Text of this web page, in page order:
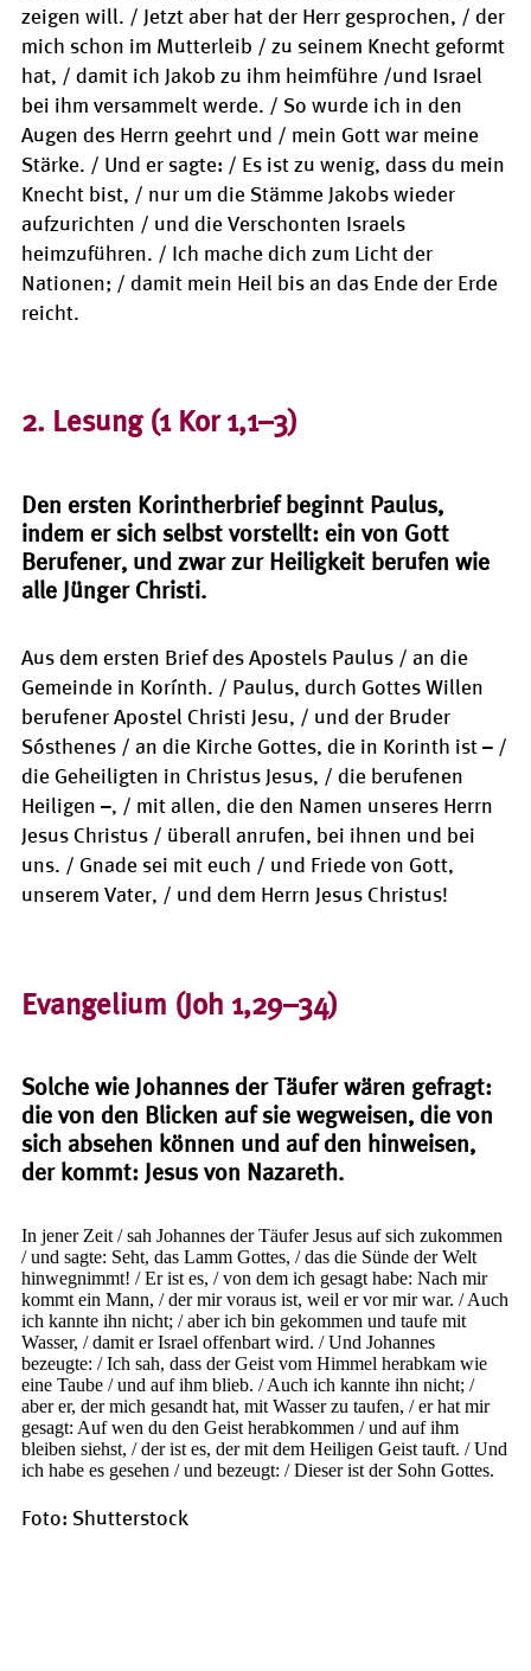
zeigen will. / Jetzt aber hat der Herr gesprochen, / der
mich schon im Mutterleib / zu seinem Knecht geformt
hat, / damit ich Jakob zu ihm heimführe /und Israel
bei ihm versammelt werde. / So wurde ich in den
Augen des Herrn geehrt und / mein Gott war meine
Stärke. / Und er sagte: / Es ist zu wenig, dass du mein
Knecht bist, / nur um die Stämme Jakobs wieder
aufzurichten / und die Verschonten Israels
heimzuführen. / Ich mache dich zum Licht der
Nationen; / damit mein Heil bis an das Ende der Erde
reicht.
2. Lesung (1 Kor 1,1–3)
Den ersten Korintherbrief beginnt Paulus,
indem er sich selbst vorstellt: ein von Gott
Berufener, und zwar zur Heiligkeit berufen wie
alle Jünger Christi.
Aus dem ersten Brief des Apostels Paulus / an die
Gemeinde in Korínth. / Paulus, durch Gottes Willen
berufener Apostel Christi Jesu, / und der Bruder
Sósthenes / an die Kirche Gottes, die in Korinth ist – /
die Geheiligten in Christus Jesus, / die berufenen
Heiligen –, / mit allen, die den Namen unseres Herrn
Jesus Christus / überall anrufen, bei ihnen und bei
uns. / Gnade sei mit euch / und Friede von Gott,
unserem Vater, / und dem Herrn Jesus Christus!
Evangelium (Joh 1,29–34)
Solche wie Johannes der Täufer wären gefragt:
die von den Blicken auf sie wegweisen, die von
sich absehen können und auf den hinweisen,
der kommt: Jesus von Nazareth.
In jener Zeit / sah Johannes der Täufer Jesus auf sich zukommen
/ und sagte: Seht, das Lamm Gottes, / das die Sünde der Welt
hinwegnimmt! / Er ist es, / von dem ich gesagt habe: Nach mir
kommt ein Mann, / der mir voraus ist, weil er vor mir war. / Auch
ich kannte ihn nicht; / aber ich bin gekommen und taufe mit
Wasser, / damit er Israel offenbart wird. / Und Johannes
bezeugte: / Ich sah, dass der Geist vom Himmel herabkam wie
eine Taube / und auf ihm blieb. / Auch ich kannte ihn nicht; /
aber er, der mich gesandt hat, mit Wasser zu taufen, / er hat mir
gesagt: Auf wen du den Geist herabkommen / und auf ihm
bleiben siehst, / der ist es, der mit dem Heiligen Geist tauft. / Und
ich habe es gesehen / und bezeugt: / Dieser ist der Sohn Gottes.
Foto: Shutterstock